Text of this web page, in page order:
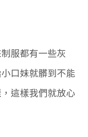
服都有一些灰
口妹就髒到不能
這樣我們就放心